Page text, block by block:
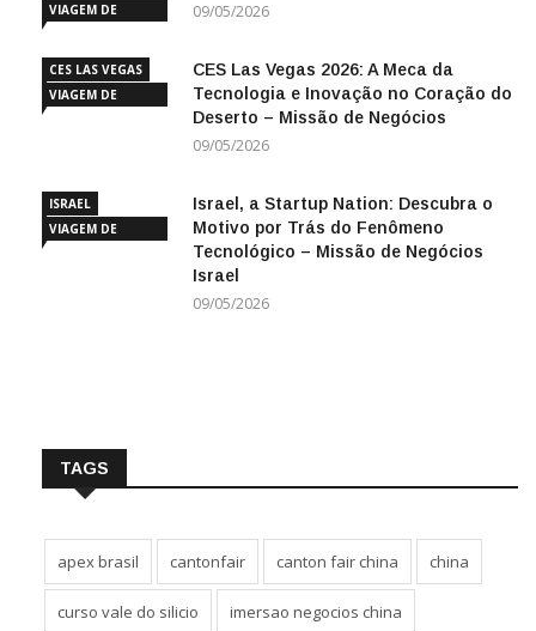
VIAGEM DE
09/05/2026
CES LAS VEGAS
VIAGEM DE
CES Las Vegas 2026: A Meca da
Tecnologia e Inovação no Coração do
Deserto – Missão de Negócios
09/05/2026
ISRAEL
VIAGEM DE
Israel, a Startup Nation: Descubra o
Motivo por Trás do Fenômeno
Tecnológico – Missão de Negócios
Israel
09/05/2026
TAGS
apex brasil cantonfair canton fair china china
curso vale do silicio imersao negocios china